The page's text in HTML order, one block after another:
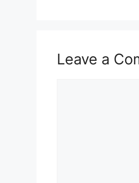
Leave a